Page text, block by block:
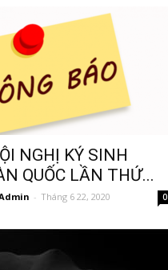
NGHỊ KÝ SINH
QUỐC LẦN THỨ...
- Tháng 6 22, 2020 0